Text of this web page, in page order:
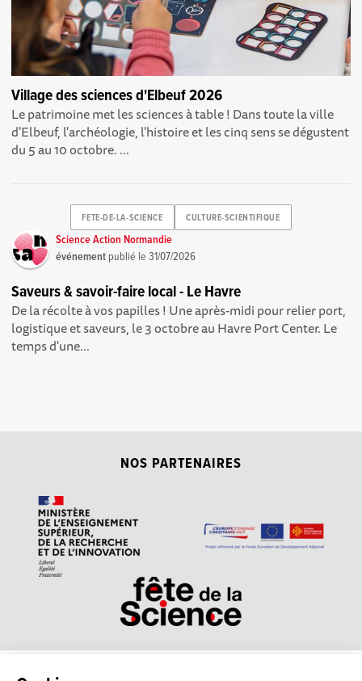
Village des sciences d'Elbeuf 2026
Le patrimoine met les sciences à table ! Dans toute la ville
d'Elbeuf, l'archéologie, l'histoire et les cinq sens se dégustent
du 5 au 10 octobre. ...
FETE-DE-LA-SCIENCE CULTURE-SCIENTIFIQUE
Science Action Normandie
événement publié le31/07/2026
Saveurs & savoir-faire local - Le Havre
De la récolte à vos papilles ! Une après-midi pour relier port,
logistique et saveurs, le 3 octobre au Havre Port Center. Le
temps d'une...
NOS PARTENAIRES
La plateforme Science(s)